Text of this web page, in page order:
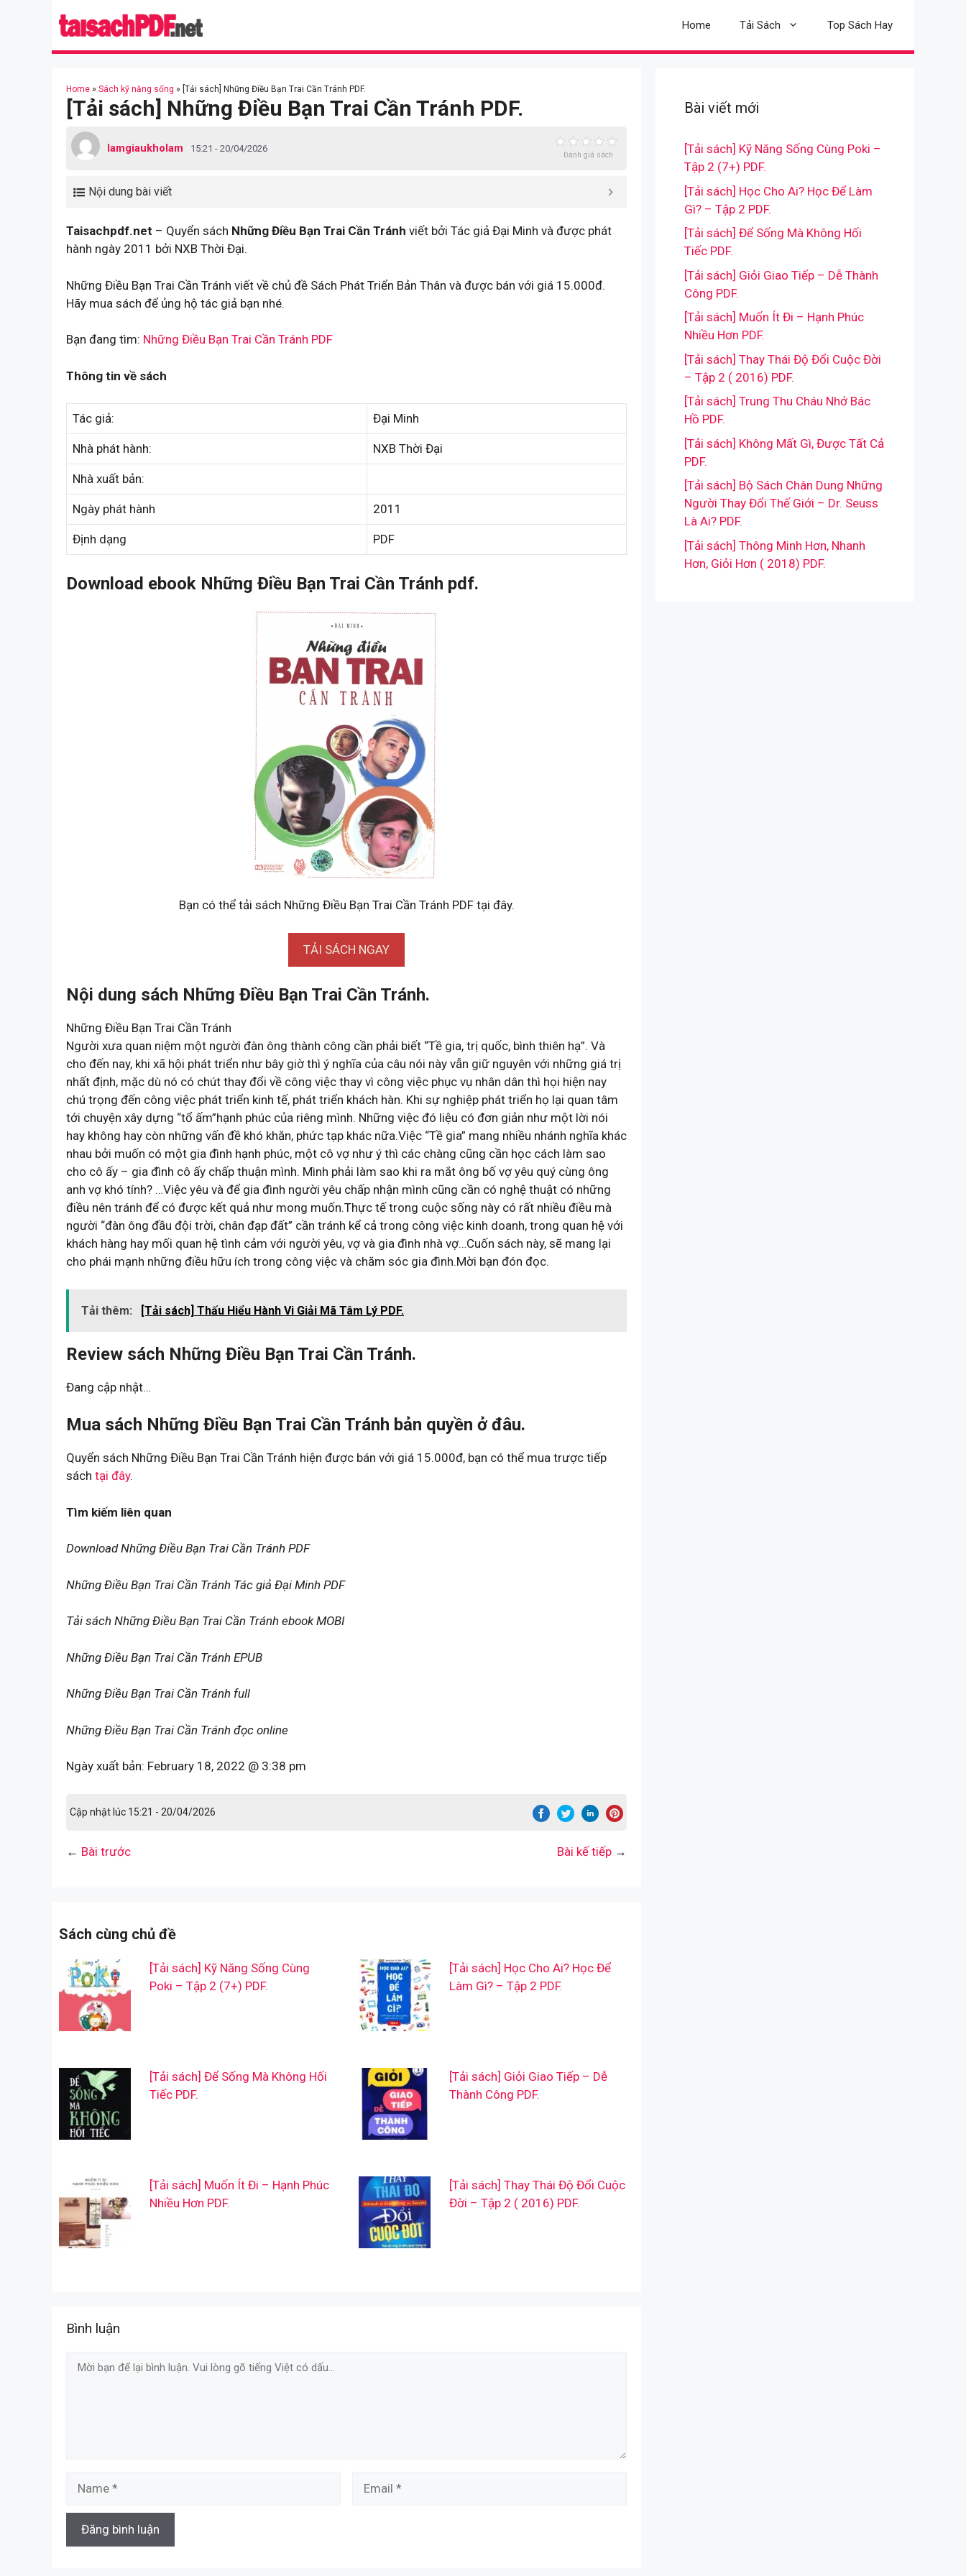
Home Tải Sách Top Sách Hay
Home » Sách kỹ năng sống » [Tải sách] Những Điều Bạn Trai Cần Tránh PDF.
[Tải sách] Những Điều Bạn Trai Cần Tránh PDF.
lamgiaukholam 15:21 - 20/04/2026
Đánh giá sách
Nội dung bài viết
Taisachpdf.net – Quyển sách Những Điều Bạn Trai Cần Tránh viết bởi Tác giả Đại Minh và được phát
hành ngày 2011 bởi NXB Thời Đại.
Những Điều Bạn Trai Cần Tránh viết về chủ đề Sách Phát Triển Bản Thân và được bán với giá 15.000đ.
Hãy mua sách để ủng hộ tác giả bạn nhé.
Bạn đang tìm: Những Điều Bạn Trai Cần Tránh PDF
Thông tin về sách
Tác giả: Đại Minh
Nhà phát hành: NXB Thời Đại
Nhà xuất bản:
Ngày phát hành 2011
Định dạng PDF
Download ebook Những Điều Bạn Trai Cần Tránh pdf.
Bạn có thể tải sách Những Điều Bạn Trai Cần Tránh PDF tại đây.
TẢI SÁCH NGAY
Nội dung sách Những Điều Bạn Trai Cần Tránh.
Những Điều Bạn Trai Cần Tránh
Người xưa quan niệm một người đàn ông thành công cần phải biết “Tề gia, trị quốc, bình thiên hạ”. Và
cho đến nay, khi xã hội phát triển như bây giờ thì ý nghĩa của câu nói này vẫn giữ nguyên với những giá trị
nhất định, mặc dù nó có chút thay đổi về công việc thay vì công việc phục vụ nhân dân thì họi hiện nay
chú trọng đến công việc phát triển kinh tế, phát triển khách hàn. Khi sự nghiệp phát triển họ lại quan tâm
tới chuyện xây dựng “tổ ấm”hạnh phúc của riêng mình. Những việc đó liệu có đơn giản như một lời nói
hay không hay còn những vấn đề khó khăn, phức tạp khác nữa.Việc “Tề gia” mang nhiều nhánh nghĩa khác
nhau bởi muốn có một gia đình hạnh phúc, một cô vợ như ý thì các chàng cũng cần học cách làm sao
cho cô ấy – gia đình cô ấy chấp thuận mình. Mình phải làm sao khi ra mắt ông bố vợ yêu quý cùng ông
anh vợ khó tính? …Việc yêu và để gia đình người yêu chấp nhận mình cũng cần có nghệ thuật có những
điều nên tránh để có được kết quả như mong muốn.Thực tế trong cuộc sống này có rất nhiều điều mà
người “đàn ông đầu đội trời, chân đạp đất” cần tránh kể cả trong công việc kinh doanh, trong quan hệ với
khách hàng hay mối quan hệ tình cảm với người yêu, vợ và gia đình nhà vợ…Cuốn sách này, sẽ mang lại
cho phái mạnh những điều hữu ích trong công việc và chăm sóc gia đình.Mời bạn đón đọc.
Tải thêm: [Tải sách] Thấu Hiểu Hành Vi Giải Mã Tâm Lý PDF.
Review sách Những Điều Bạn Trai Cần Tránh.
Đang cập nhật…
Mua sách Những Điều Bạn Trai Cần Tránh bản quyền ở đâu.
Quyển sách Những Điều Bạn Trai Cần Tránh hiện được bán với giá 15.000đ, bạn có thể mua trược tiếp
sách tại đây.
Tìm kiếm liên quan
Download Những Điều Bạn Trai Cần Tránh PDF
Những Điều Bạn Trai Cần Tránh Tác giả Đại Minh PDF
Tải sách Những Điều Bạn Trai Cần Tránh ebook MOBI
Những Điều Bạn Trai Cần Tránh EPUB
Những Điều Bạn Trai Cần Tránh full
Những Điều Bạn Trai Cần Tránh đọc online
Ngày xuất bản: February 18, 2022 @ 3:38 pm
Cập nhật lúc 15:21 - 20/04/2026
← Bài trước Bài kế tiếp →
Sách cùng chủ đề
[Tải sách] Kỹ Năng Sống Cùng
Poki – Tập 2 (7+) PDF.
[Tải sách] Học Cho Ai? Học Để
Làm Gì? – Tập 2 PDF.
[Tải sách] Để Sống Mà Không Hối
Tiếc PDF.
[Tải sách] Giỏi Giao Tiếp – Dễ
Thành Công PDF.
[Tải sách] Muốn Ít Đi – Hạnh Phúc
Nhiều Hơn PDF.
[Tải sách] Thay Thái Độ Đổi Cuộc
Đời – Tập 2 ( 2016) PDF.
Bình luận
Comment
Bài viết mới
[Tải sách] Kỹ Năng Sống Cùng Poki –
Tập 2 (7+) PDF.
[Tải sách] Học Cho Ai? Học Để Làm
Gì? – Tập 2 PDF.
[Tải sách] Để Sống Mà Không Hối
Tiếc PDF.
[Tải sách] Giỏi Giao Tiếp – Dễ Thành
Công PDF.
[Tải sách] Muốn Ít Đi – Hạnh Phúc
Nhiều Hơn PDF.
[Tải sách] Thay Thái Độ Đổi Cuộc Đời
– Tập 2 ( 2016) PDF.
[Tải sách] Trung Thu Cháu Nhớ Bác
Hồ PDF.
[Tải sách] Không Mất Gì, Được Tất Cả
PDF.
[Tải sách] Bộ Sách Chân Dung Những
Người Thay Đổi Thế Giới – Dr. Seuss
Là Ai? PDF.
[Tải sách] Thông Minh Hơn, Nhanh
Hơn, Giỏi Hơn ( 2018) PDF.